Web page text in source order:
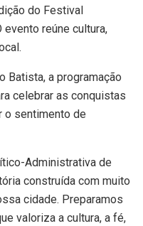
do Festival
evento reúne cultura,
Batista, a programação
celebrar as conquistas
o sentimento de
Administrativa de
construída com muito
cidade. Preparamos
valoriza a cultura, a fé,